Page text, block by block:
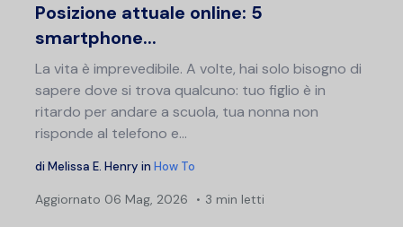
Posizione attuale online: 5
smartphone...
La vita è imprevedibile. A volte, hai solo bisogno di
sapere dove si trova qualcuno: tuo figlio è in
ritardo per andare a scuola, tua nonna non
risponde al telefono e...
di Melissa E. Henry in How To
Aggiornato 06 Mag, 2026 3 min letti